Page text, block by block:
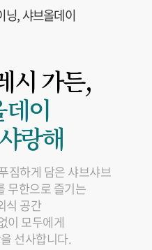
닝, 샤브올데이
시 가든,
이
랑해
짐하게 담은 샤브샤브
무한으로 즐기는
식 공간
이 모두에게
선사합니다.